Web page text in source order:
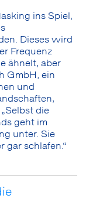
ins Spiel,
Dieses wird
Frequenz
ähnelt, aber
GmbH, ein
und
die
geht im
unter. Sie
gar schlafen.“